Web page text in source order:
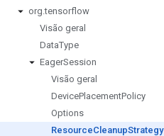
org.tensorflow
Visão geral
DataType
EagerSession
Visão geral
DevicePlacementPolicy
Options
ResourceCleanupStrategy